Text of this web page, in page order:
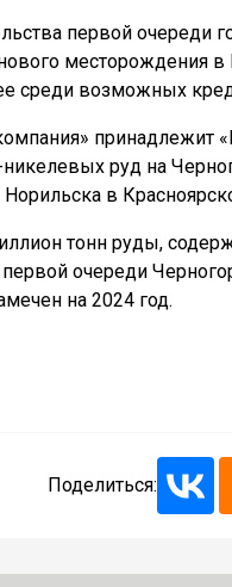
первой очереди
среди возможных
принадлежит
руд на
в
тонн руды,
очереди
на 2024 год.
Поделиться: